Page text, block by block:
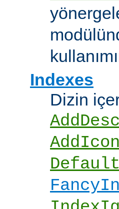
Indexes
Dizin